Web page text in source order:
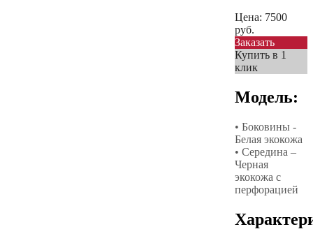
Цена: 7500
руб.
Заказать
Купить в 1
клик
Модель:
• Боковины -
Белая экокожа
• Середина –
Черная
экокожа с
перфорацией